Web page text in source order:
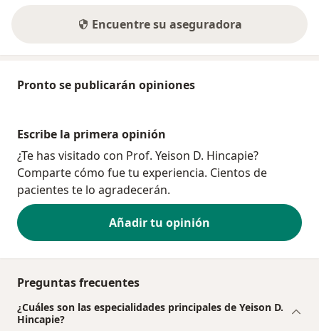
Encuentre su aseguradora
Pronto se publicarán opiniones
Escribe la primera opinión
¿Te has visitado con Prof. Yeison D. Hincapie?
Comparte cómo fue tu experiencia. Cientos de
pacientes te lo agradecerán.
Añadir tu opinión
Preguntas frecuentes
¿Cuáles son las especialidades principales de Yeison D.
Hincapie?